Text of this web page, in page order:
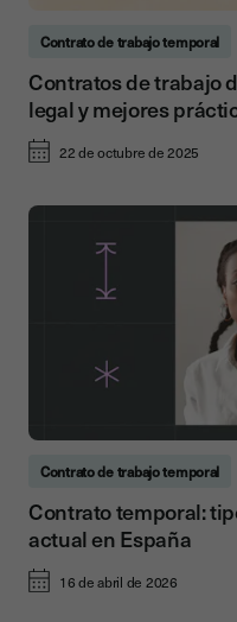
Contrato de trabajo temporal
Contratos de trabajo
legal y mejores
22 de octubre de 2025
Contrato de trabajo temporal
Contrato temporal:
actual en España
16 de abril de 2026